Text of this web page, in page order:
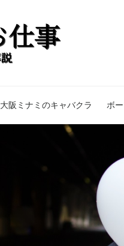
大阪ミナミのキャバクラ ボ